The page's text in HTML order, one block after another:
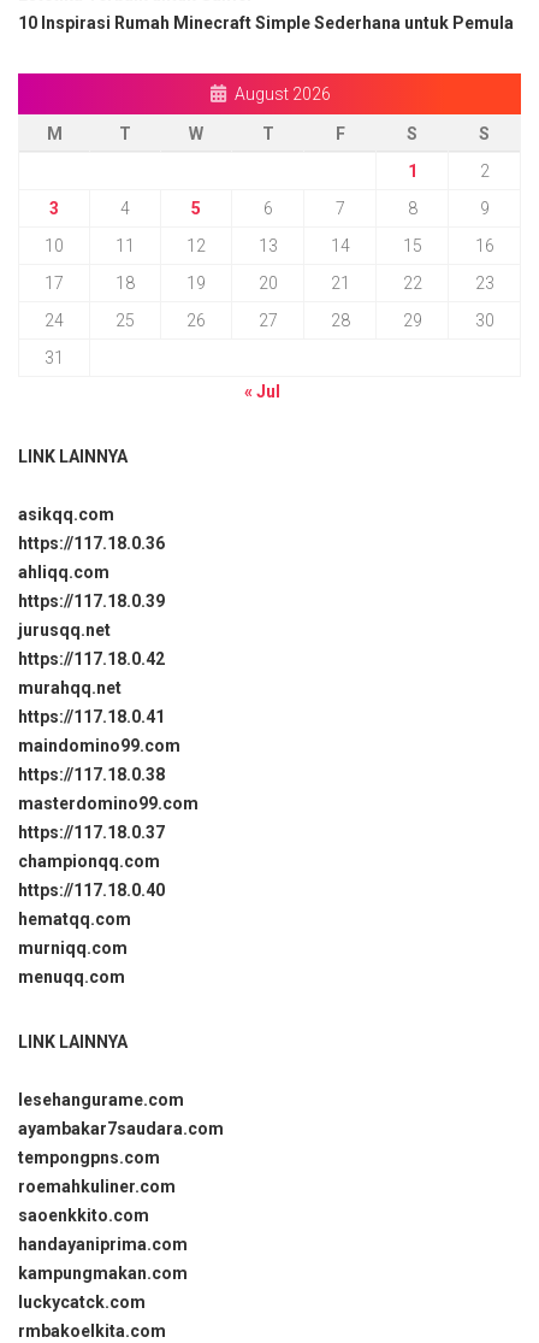
10 Inspirasi Rumah Minecraft Simple Sederhana untuk Pemula
August 2026
M T W T F S
S
1
2
3
4 5 6 7 8
9
10
11 12 13 14 15
16
17
18 19 20 21 22
23
24
25 26 27 28 29
30
31
« Jul
LINK LAINNYA
asikqq.com
https://117.18.0.36
ahliqq.com
https://117.18.0.39
jurusqq.net
https://117.18.0.42
murahqq.net
https://117.18.0.41
maindomino99.com
https://117.18.0.38
masterdomino99.com
https://117.18.0.37
championqq.com
https://117.18.0.40
hematqq.com
murniqq.com
menuqq.com
LINK LAINNYA
lesehangurame.com
ayambakar7saudara.com
tempongpns.com
roemahkuliner.com
saoenkkito.com
handayaniprima.com
kampungmakan.com
luckycatck.com
rmbakoelkita.com